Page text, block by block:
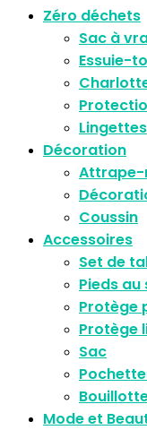
Zéro déchets
Sac à
Essuie-
Lingettes
Décoration
Coussin
Accessoires
Set de
Pieds au
Protège
Protège
Sac
Mode et